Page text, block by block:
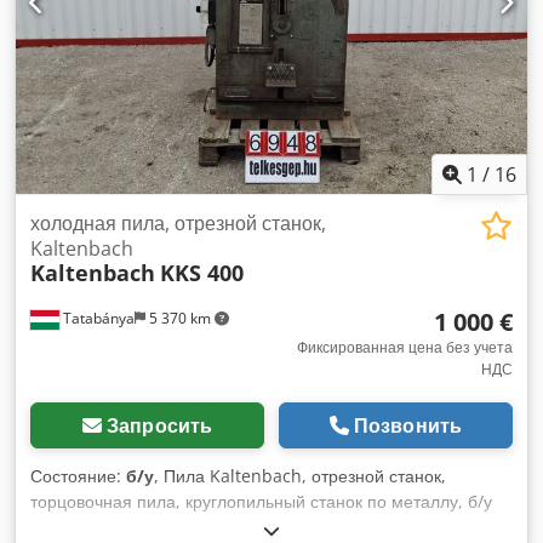
1 / 16
Tatabánya 5 370 km
холодная пила, отрезной станок,
Kaltenbach
Kaltenbach KKS 400
1 000 €
Фиксированная цена без учета
НДС
Запросить Позвонить
Состояние: б/у, Пила Kaltenbach, отрезной станок,
торцовочная пила, круглопильный станок по металлу, б/у
оборудование Производитель: KALTENBACH Модель: KKS